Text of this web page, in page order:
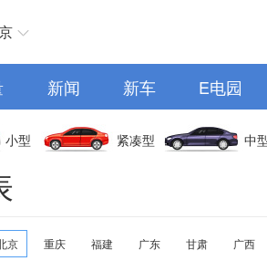
新闻 新车 E电园
小型 紧凑型 中
京 重庆 福建 广东 甘肃
广西